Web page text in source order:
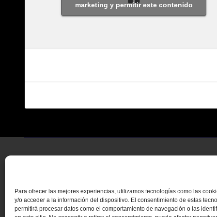
Para ofrecer las mejores experiencias, utilizamos tecnologías como las
y/o acceder a la información del dispositivo. El consentimiento de estas
permitirá procesar datos como el comportamiento de navegación o las
marketing y permitir este contenido